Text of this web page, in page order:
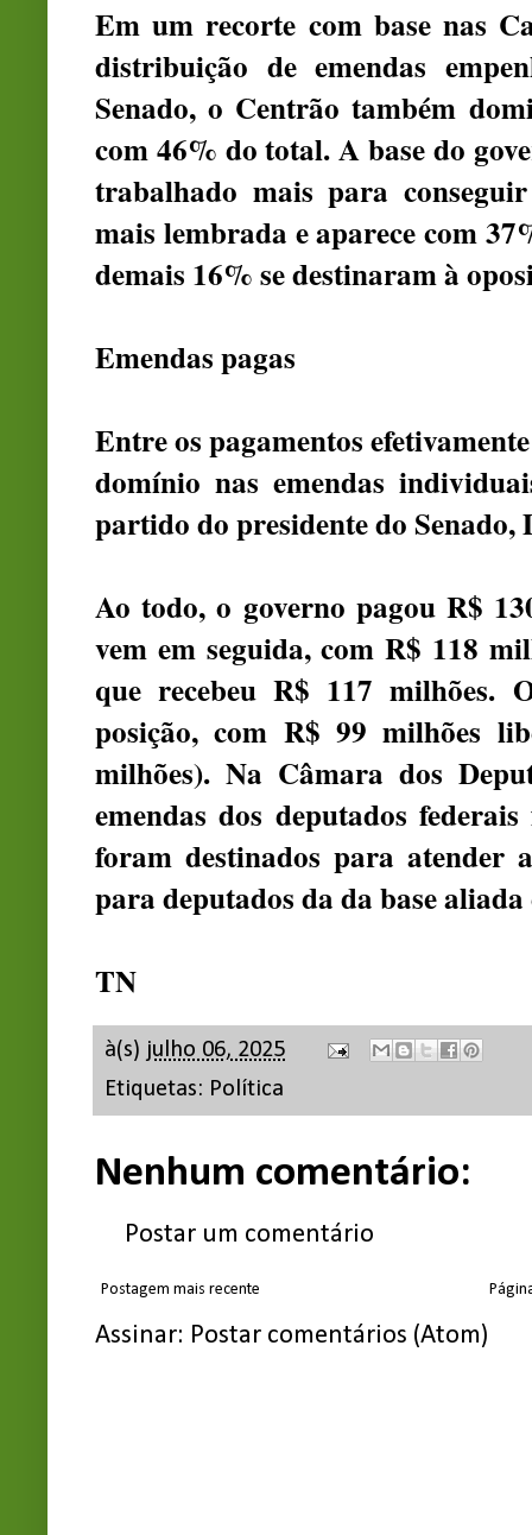
Em um recorte com base nas
distribuição de emendas
Senado, o Centrão também
com 46% do total. A base do
trabalhado mais para
mais lembrada e aparece com
demais 16% se destinaram à
Emendas pagas
Entre os pagamentos
domínio nas emendas
partido do presidente do
Ao todo, o governo pagou R$
vem em seguida, com R$ 118
que recebeu R$ 117 milhões.
posição, com R$ 99 milhões
milhões). Na Câmara dos
emendas dos deputados
foram destinados para atender
para deputados da da base
TN
à(s) julho 06, 2025
Etiquetas: Política
Nenhum comentário:
Postar um comentário
Postagem mais recente
Assinar: Postar comentários (Atom)